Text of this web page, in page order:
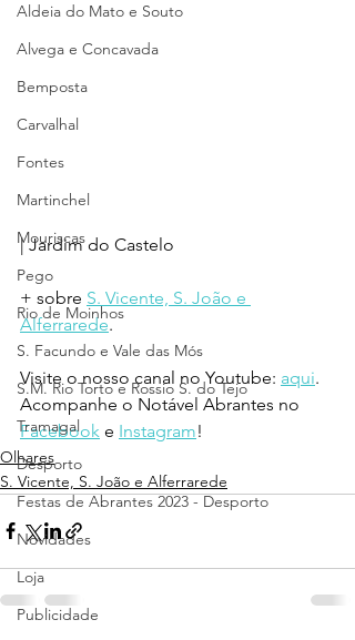
Aldeia do Mato e Souto
Alvega e Concavada
Bemposta
Carvalhal
Fontes
Martinchel
Mouriscas
Pego
Rio de Moinhos
S. Facundo e Vale das Mós
S.M. Rio Torto e Rossio S. do Tejo
Tramagal
Desporto
Festas de Abrantes 2023 - Desporto
Novidades
Loja
Publicidade
| Jardim do Castelo
+ sobre S. Vicente, S. João e
Alferrarede.
Visite o nosso canal no Youtube: aqui.
Acompanhe o Notável Abrantes no
Facebook e Instagram!
Olhares
S. Vicente, S. João e Alferrarede